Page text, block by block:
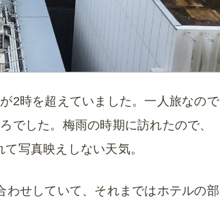
2時を超えていました。一人旅なので
でした。梅雨の時期に訪れたので、
写真映えしない天気。
せしていて、それまではホテルの部